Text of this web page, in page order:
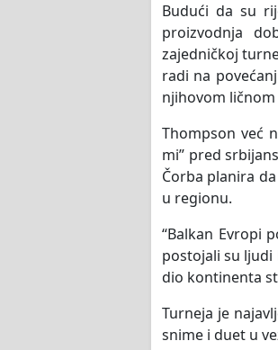
Budući da su
proizvodnja
zajedničkoj
radi na
njihovom
Thompson već
mi” pred
Čorba planira
u regionu.
“Balkan Evropi
postojali su ljudi
dio kontinenta
Turneja je
snime i duet u